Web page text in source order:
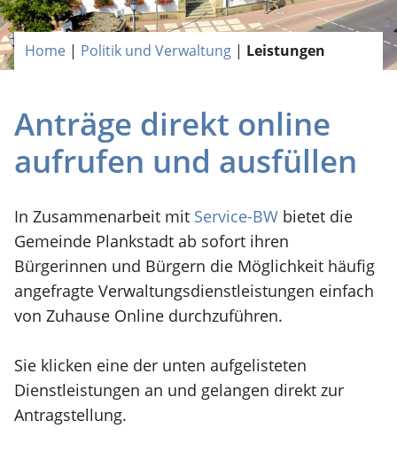
Home | Politik und Verwaltung | Leistungen
Anträge direkt online
aufrufen und ausfüllen
In Zusammenarbeit mit Service-BW bietet die
Gemeinde Plankstadt ab sofort ihren
Bürgerinnen und Bürgern die Möglichkeit häufig
angefragte Verwaltungsdienstleistungen einfach
von Zuhause Online durchzuführen.
Sie klicken eine der unten aufgelisteten
Dienstleistungen an und gelangen direkt zur
Antragstellung.